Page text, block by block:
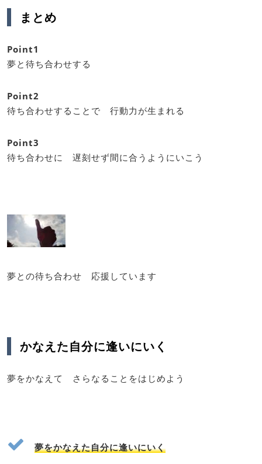
まとめ
Point1
夢と待ち合わせする
Point2
待ち合わせすることで 行動力が生まれる
Point3
待ち合わせに 遅刻せず間に合うようにいこう
夢との待ち合わせ 応援しています
かなえた自分に逢いにいく
夢をかなえて さらなることをはじめよう
夢をかなえた自分に逢いにいく